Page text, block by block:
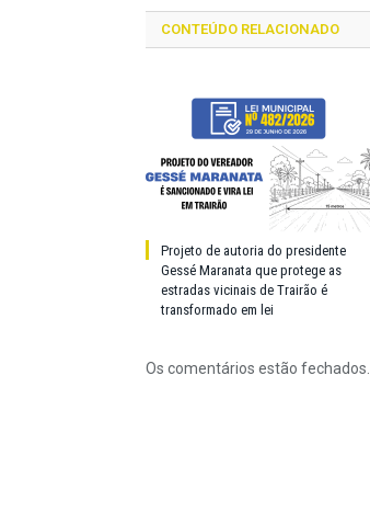
CONTEÚDO RELACIONADO
Projeto de autoria do presidente
Gessé Maranata que protege as
estradas vicinais de Trairão é
transformado em lei
Os comentários estão fechados.